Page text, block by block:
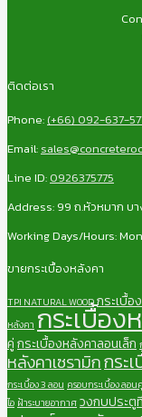
ติดต่อเรา
Phone: (+66) 092-637-
Email:
Line ID: 0926375775
Address: 99 ถ.หัวหมาก บ
Working Days/Hours:
ขายกระเบื้องหลังคา
TPI NATURAL WOODกระเบื้อ
หลังคา กระเบื้อ
คู่กระเบื้องหลังคาลอนเล็ก
หลังคาเซรามิกกระ
กระเบื้อง 3 ลอน ครอบกระเบื้อง ลอนคู่
ไอ ฝ้าระบายอากาศวงกบประตู